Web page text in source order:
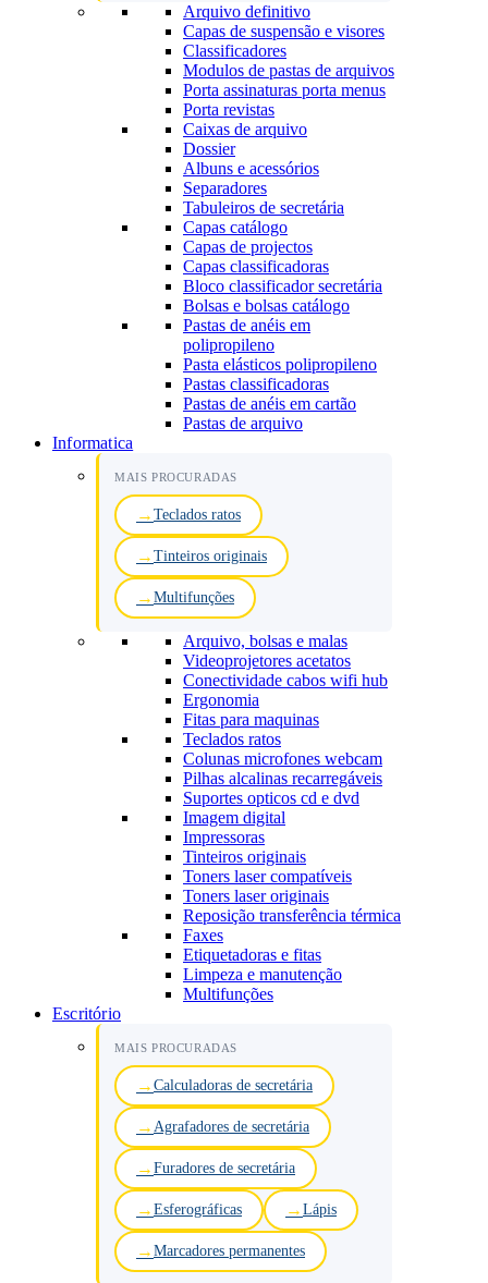
Arquivo definitivo
Capas de suspensão e visores
Classificadores
Modulos de pastas de arquivos
Porta assinaturas porta menus
Porta revistas
Caixas de arquivo
Dossier
Albuns e acessórios
Separadores
Tabuleiros de secretária
Capas catálogo
Capas de projectos
Capas classificadoras
Bloco classificador secretária
Bolsas e bolsas catálogo
Pastas de anéis em
polipropileno
Pasta elásticos polipropileno
Pastas classificadoras
Pastas de anéis em cartão
Pastas de arquivo
Informatica
MAIS PROCURADAS
Teclados ratos
Tinteiros originais
Multifunções
Arquivo, bolsas e malas
Videoprojetores acetatos
Conectividade cabos wifi hub
Ergonomia
Fitas para maquinas
Teclados ratos
Colunas microfones webcam
Pilhas alcalinas recarregáveis
Suportes opticos cd e dvd
Imagem digital
Impressoras
Tinteiros originais
Toners laser compatíveis
Toners laser originais
Reposição transferência térmica
Faxes
Etiquetadoras e fitas
Limpeza e manutenção
Multifunções
Escritório
MAIS PROCURADAS
Calculadoras de secretária
Agrafadores de secretária
Furadores de secretária
Esferográficas Lápis
Marcadores permanentes